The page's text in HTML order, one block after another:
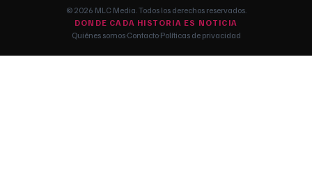
© 2026 MLC Media. Todos los derechos reservados.
DONDE CADA HISTORIA ES NOTICIA
Quiénes somos·Contacto·Políticas de privacidad